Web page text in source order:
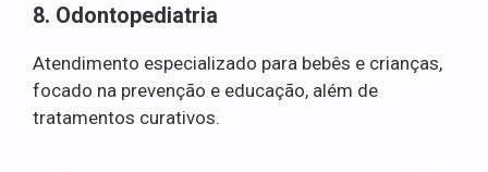
8. Odontopediatria
Atendimento especializado para bebês e crianças,
focado na prevenção e educação, além de
tratamentos curativos.